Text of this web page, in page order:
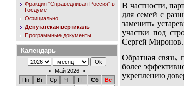
Фракция "Справедливая Россия" в
Госдуме
Официально
Депутатская вертикаль
Программные документы
Календарь
« Май 2026 »
Пн
Вт Ср Чт Пт Сб
Вс
В частности,
для семей с
заменить
участки под
Сергей Миронов.
Обратная связь,
более
укреплению